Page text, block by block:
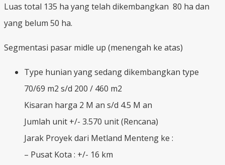
Luas total 135 ha yang telah dikembangkan 80 ha dan
yang belum 50 ha.
Segmentasi pasar midle up (menengah ke atas)
Type hunian yang sedang dikembangkan type
70/69 m2 s/d 200 / 460 m2
Kisaran harga 2 M an s/d 4.5 M an
Jumlah unit +/- 3.570 unit (Rencana)
Jarak Proyek dari Metland Menteng ke :
– Pusat Kota : +/- 16 km